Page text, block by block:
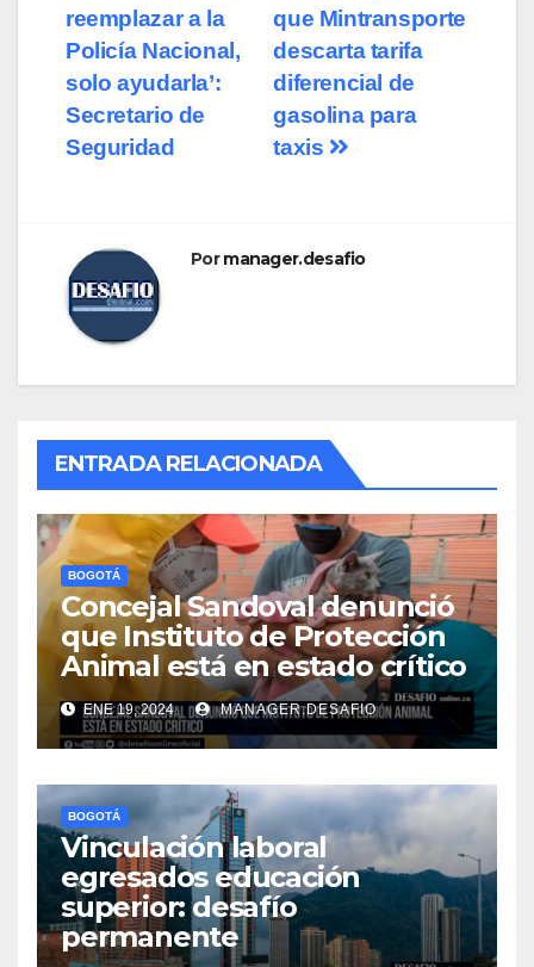
que Mintransporte
descarta tarifa
diferencial de
gasolina para
taxis
reemplazar a la
Policía Nacional,
solo ayudarla’:
Secretario de
Seguridad
Pormanager.desafio
ENTRADA RELACIONADA
BOGOTÁ
Concejal Sandoval denunció
que Instituto de Protección
Animal está en estado crítico
ENE 19, 2024 MANAGER.DESAFIO
BOGOTÁ
Vinculación laboral
egresados educación
superior: desafío
permanente